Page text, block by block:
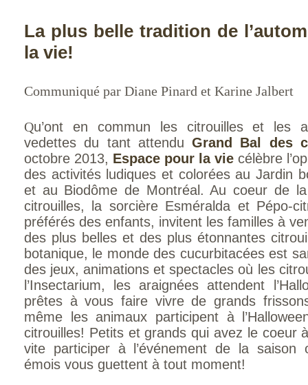
La plus belle tradition de
la vie!
Communiqué par Diane Pinard et Karine Jalbert
Qu’ont en commun les citrouilles et les
vedettes du tant attenduGrand Bal des
octobre 2013, Espace pour la vie célèbre
des activités ludiques et colorées au Jardin
et au Biodôme de Montréal. Au coeur de
citrouilles, la sorcière Esméralda et Pépo-
préférés des enfants, invitent les familles à
des plus belles et des plus étonnantes
botanique, le monde des cucurbitacées est
des jeux, animations et spectacles où les
l’Insectarium, les araignées attendent
prêtes à vous faire vivre de grands
même les animaux participent à
citrouilles! Petits et grands qui avez le coeur
vite participer à l’événement de la saison
émois vous guettent à tout moment!